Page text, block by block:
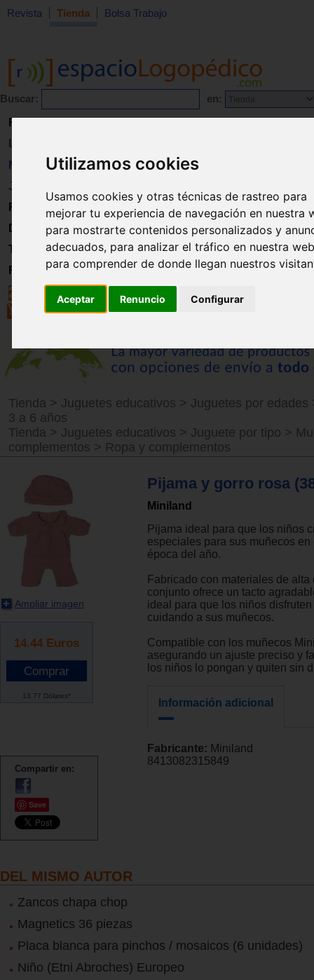
Utilizamos cookies
Usamos cookies y otras técnicas de rastreo para
mejorar tu experiencia de navegación en nuestra
para mostrarte contenidos personalizados y
adecuados, para analizar el tráfico en nuestra
para comprender de donde llegan nuestros
Aceptar Renuncio Configurar
Revista Tienda Bolsa Trabajo
Buscar: en:
Revista
Libros
Material
Juguetes
Formación
Directorio
Trabajo
Registro
Tienda > Juguetes educativos > Juguetes por edades
3 a 6 años
Tienda > Juguetes educativos > Juguete por tipo >
complementos > Ropa y complementos
Ampliar imagen
14.44 Euros
13.77 Dólares*
Compartir en:
Save
Pijama y gorro rosa
Miniland
Pijama ideal para que los niños
especiales para sus muñecos en
época del año.
Fabricado con materiales de alta
conjunto ofrece un tacto
ideal para que los niños
cuidando a sus muñecos.
Compatible con los muñecos
asegurando un ajuste preciso y
los niños lo pongan y quiten sin
Información adicional
Fabricante: Miniland
8413082315849
DEL MISMO AUTOR
Zancos chapa chop
Magnetics 36 piezas
Placa blanca para pinchos / mosaicos (6 unidades)
Niño (Etni Abroches) Europeo